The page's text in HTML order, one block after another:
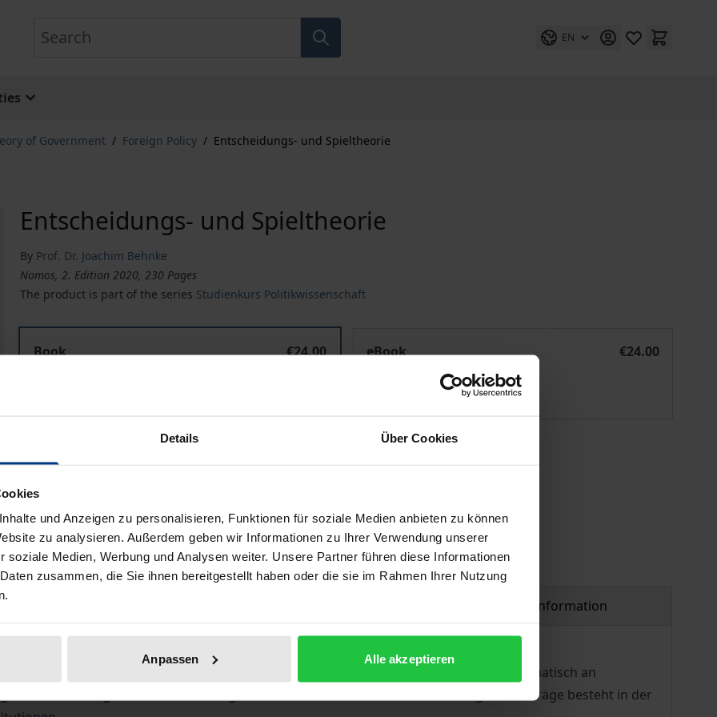
Details Über Cookies
und Anzeigen zu personalisieren, Funktionen für soziale Medien anbieten zu können
zu analysieren. Außerdem geben wir Informationen zu Ihrer Verwendung unserer
soziale Medien, Werbung und Analysen weiter. Unsere Partner führen diese Informationen
zusammen, die Sie ihnen bereitgestellt haben oder die sie im Rahmen Ihrer Nutzung
Anpassen Alle akzeptieren
EN
of Government / Foreign Policy / Entscheidungs- und Spieltheorie
Entscheidungs- und Spieltheorie
By Prof. Dr. Joachim Behnke
Nomos, 2. Edition 2020, 230 Pages
The product is part of the series Studienkurs Politikwissenschaft
Book
€24.00
eBook
€24.00
ISBN 978-3-7489-0363-5
Delivery cost notice
Product safety information
Jahren in den Sozialwissenschaften und insbesondere der Politikwissenschaft dramatisch an
sich mit strategischen Entscheidungen rationaler Akteure. Einer ihrer wichtigsten Beiträge besteht in der